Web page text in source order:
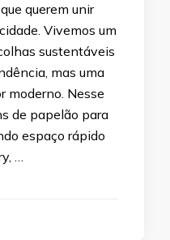
querem unir
Vivemos um
sustentáveis
mas uma
moderno. Nesse
de papelão para
espaço rápido
…